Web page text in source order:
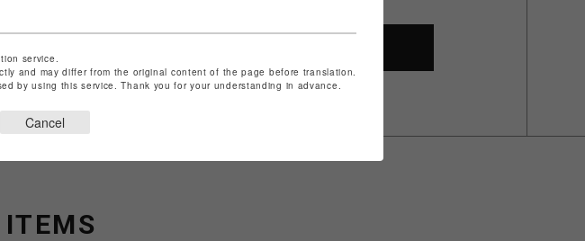
ちら
ITEMS
service.
and may differ from the original content of the page before translation.
by using this service. Thank you for your understanding in advance.
Cancel